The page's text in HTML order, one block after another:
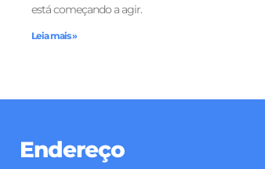
está começando a agir.
Leia mais »
Endereço